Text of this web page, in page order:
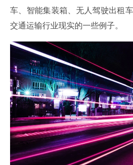
车、智能集装箱、无人驾驶出租
交通运输行业现实的一些例子。